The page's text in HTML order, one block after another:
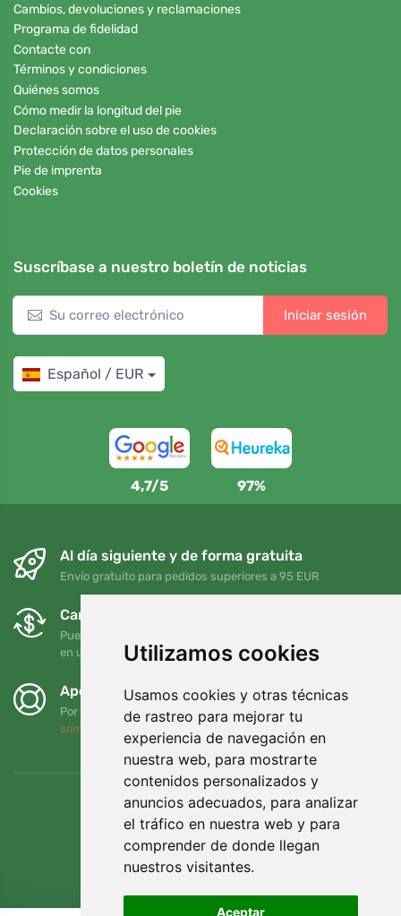
Utilizamos cookies
Usamos cookies y otras técnicas
de rastreo para mejorar tu
experiencia de navegación en
nuestra web, para mostrarte
contenidos personalizados y
anuncios adecuados, para analizar
el tráfico en nuestra web y para
comprender de donde llegan
nuestros visitantes.
Aceptar
Cambios, devoluciones y reclamaciones
Programa de fidelidad
Contacte con
Términos y condiciones
Quiénes somos
Cómo medir la longitud del pie
Declaración sobre el uso de cookies
Protección de datos personales
Pie de imprenta
Cookies
Suscríbase a nuestro boletín de noticias
Iniciar sesión
Español / EUR
4,7/5 97%
Al día siguiente y de forma gratuita
Envío gratuito para pedidos superiores a 95 EUR
Cambios y devoluciones gratuitos
Puede devolver o cambiar su pedido en cualquier momento
en un plazo de 90 días
Apoyamos a Trees.org
Por cada pedido plantamos un árbol. Leer más
somos